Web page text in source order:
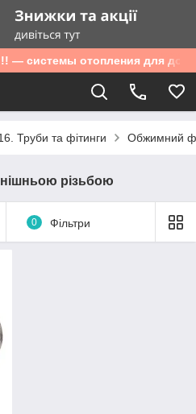
— системы отопления для дома
Труби та фітинги Обжимний
різьбою
0 Фільтри